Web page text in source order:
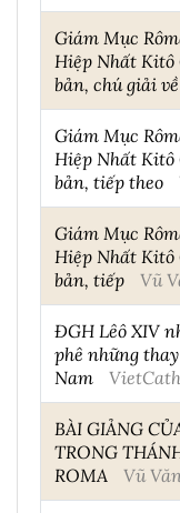
Giám Mục
Hiệp Nhất Kitô
bản, chú giải
Giám Mục
Hiệp Nhất Kitô
bản, tiếp theo
Giám Mục
Hiệp Nhất Kitô
bản, tiếp
Vũ
ĐGH Lêô XIV
phê những
Nam
BÀI GIẢNG
TRONG
ROMA
Vũ